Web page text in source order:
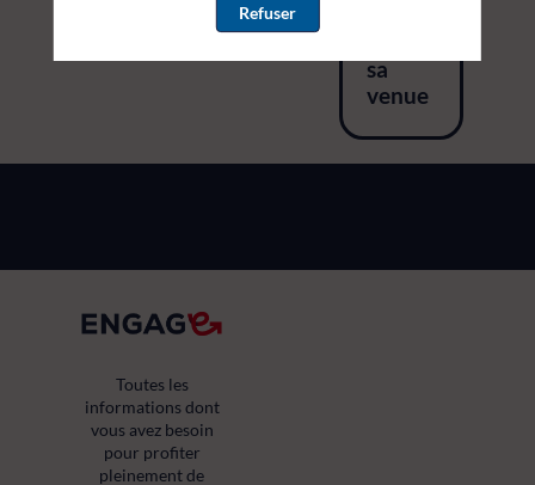
sa
venue
Toutes les
informations dont
vous avez besoin
pour profiter
pleinement de
Refuser